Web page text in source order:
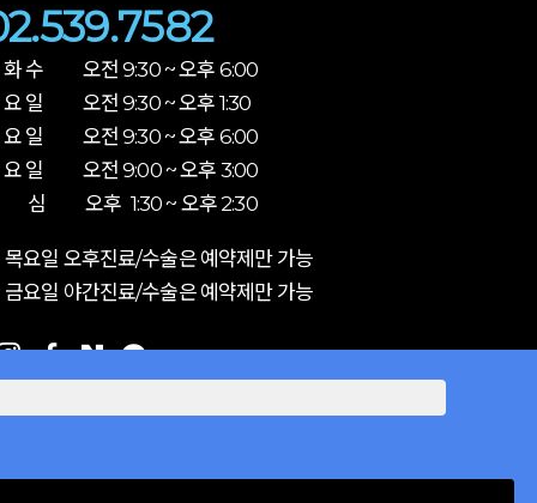
화 수 오전 9:30 ~ 오후 6:00
요 일 오전 9:30 ~ 오후 1:30
요 일 오전 9:30 ~ 오후 6:00
요 일 오전 9:00 ~ 오후 3:00
심 오후 1:30 ~ 오후 2:30
요일 오후진료/수술은 예약제만 가능
요일 야간진료/수술은 예약제만 가능